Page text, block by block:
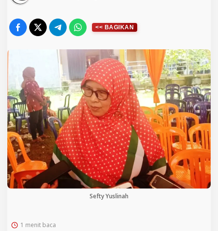
Sefty Yuslinah
1 menit baca